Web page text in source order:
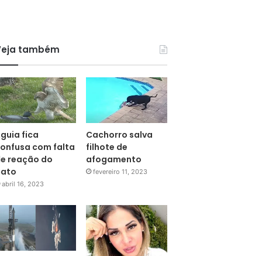
também
fica
com falta
reação do
abril 16, 2023
Cachorro salva
filhote de
afogamento
fevereiro 11, 2023